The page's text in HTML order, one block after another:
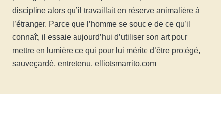
discipline alors qu’il travaillait en réserve animalière à
l’étranger. Parce que l’homme se soucie de ce qu’il
connaît, il essaie aujourd’hui d’utiliser son art pour
mettre en lumière ce qui pour lui mérite d’être protégé,
sauvegardé, entretenu. elliotsmarrito.com